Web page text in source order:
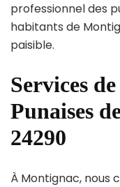
professionnel des
habitants de
paisible.
Services
Punaises
24290
À Montignac, nous